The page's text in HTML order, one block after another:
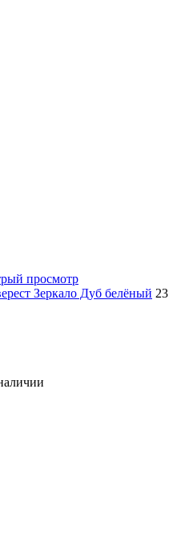
просмотр
Зеркало Дуб белёный 23